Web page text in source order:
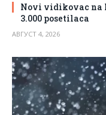
Novi vidikovac na
3.000 posetilaca
АВГУСТ 4, 2026